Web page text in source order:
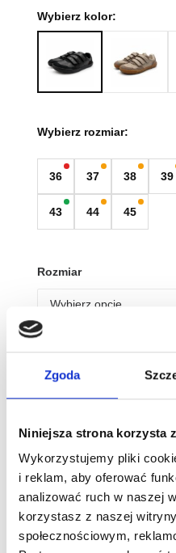
Zgoda
Niniejsza strona korzysta
Wykorzystujemy pliki
i reklam, aby oferować
analizować ruch w naszej
korzystasz z naszej
społecznościowym,
Wybierz kolor:
Wybierz rozmiar:
36 37 38 39
43 44 45
Rozmiar
Wyczyść
Tabela rozmiarów
dr.
Sneakersy
Barefoot
Noah
Black
022211.0000
Dodaj
Bezpieczne płatności